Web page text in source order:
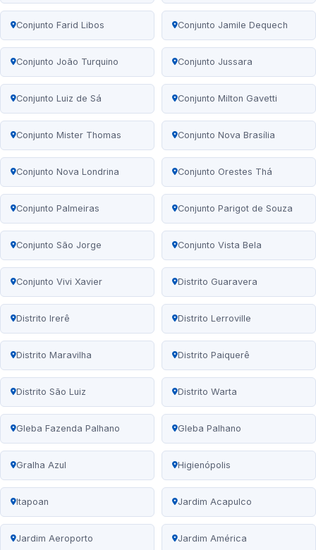
Conjunto Farid Libos Conjunto Jamile Dequech
Conjunto João Turquino Conjunto Jussara
Conjunto Luiz de Sá Conjunto Milton Gavetti
Conjunto Mister Thomas Conjunto Nova Brasília
Conjunto Nova Londrina Conjunto Orestes Thá
Conjunto Palmeiras Conjunto Parigot de Souza
Conjunto São Jorge Conjunto Vista Bela
Conjunto Vivi Xavier Distrito Guaravera
Distrito Irerê Distrito Lerroville
Distrito Maravilha Distrito Paiquerê
Distrito São Luiz Distrito Warta
Gleba Fazenda Palhano Gleba Palhano
Gralha Azul Higienópolis
Itapoan Jardim Acapulco
Jardim Aeroporto Jardim América